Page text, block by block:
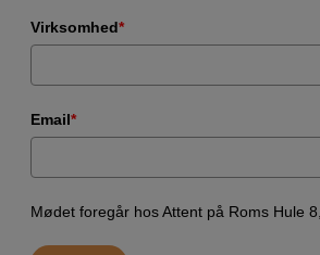
Virksomhed*
Email*
Mødet foregår hos Attent på Roms Hule